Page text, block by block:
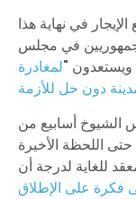
في نهاية هذا
في مجلس
ويستعدون "لمغادرة
دون حل للأزمة
الشيوخ أسابيع من
اللحظة الأخيرة
للغاية لدرجة أن
فكرة على الإطلاق